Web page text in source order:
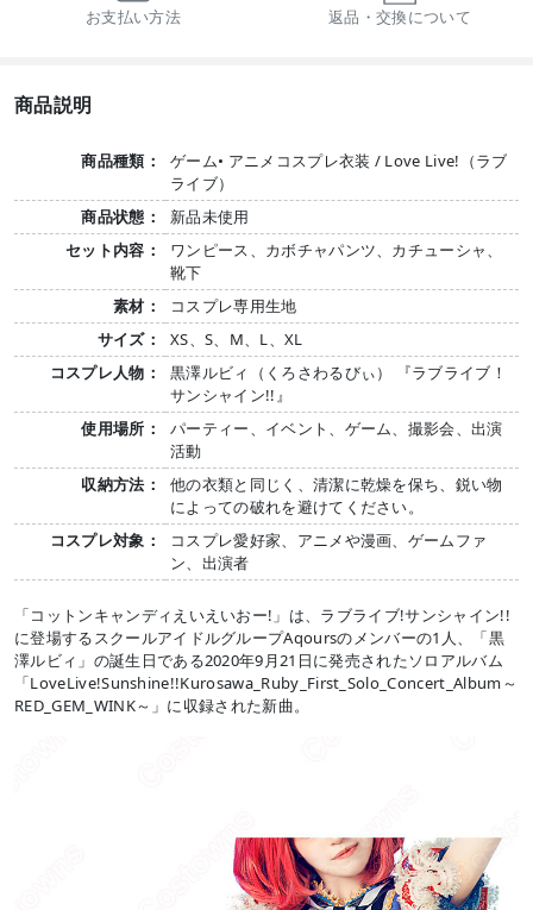
お支払い方法 返品・交換について
商品説明
商品種類：
ゲーム• アニメコスプレ衣装 / Love Live!（ラブ
ライブ）
商品状態：
新品未使用
セット内容：
ワンピース、カボチャパンツ、カチューシャ、
靴下
素材：
コスプレ専用生地
サイズ：
XS、S、M、L、XL
コスプレ人物：
黒澤ルビィ（くろさわるびぃ） 『ラブライブ！
サンシャイン!!』
使用場所：
パーティー、イベント、ゲーム、撮影会、出演
活動
収納方法：
他の衣類と同じく、清潔に乾燥を保ち、鋭い物
によっての破れを避けてください。
コスプレ対象：
コスプレ愛好家、アニメや漫画、ゲームファ
ン、出演者
「コットンキャンディえいえいおー!」は、ラブライブ!サンシャイン!!
に登場するスクールアイドルグループAqoursのメンバーの1人、「黒
澤ルビィ」の誕生日である2020年9月21日に発売されたソロアルバム
「LoveLive!Sunshine!!Kurosawa_Ruby_First_Solo_Concert_Album～
RED_GEM_WINK～」に収録された新曲。